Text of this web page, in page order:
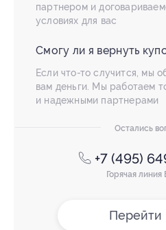
партнером и
условиях для вас
Смогу ли я вернуть
Если что-то случится, мы
вам деньги. Мы работаем
и надежными партнерами
Остались
+7 (495)
Горячая линия
Перейти